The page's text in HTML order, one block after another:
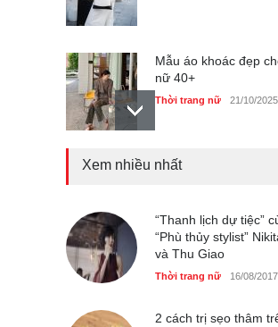
Mẫu áo khoác đẹp
nữ 40+
Thời trang nữ 21/10/2025
Chiếc áo dài cưới của
sáng tạo mới của
Xem nhiều nhất
“Thanh lịch dự tiệc”
“Phù thủy stylist”
và Thu Giao
Thời trang nữ 16/08/2017
2 cách trị sẹo thâm